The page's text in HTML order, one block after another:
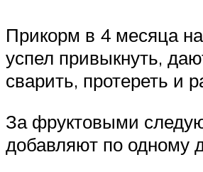
Прикорм в 4 месяца
успел привыкнуть,
сварить, протереть и
За фруктовыми
добавляют по одному